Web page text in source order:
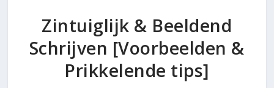
Zintuiglijk & Beeldend
Schrijven [Voorbeelden &
Prikkelende tips]